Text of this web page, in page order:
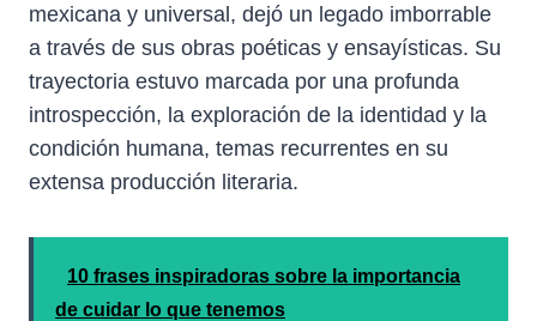
mexicana y universal, dejó un legado imborrable
a través de sus obras poéticas y ensayísticas. Su
trayectoria estuvo marcada por una profunda
introspección, la exploración de la identidad y la
condición humana, temas recurrentes en su
extensa producción literaria.
10 frases inspiradoras sobre la importancia
de cuidar lo que tenemos